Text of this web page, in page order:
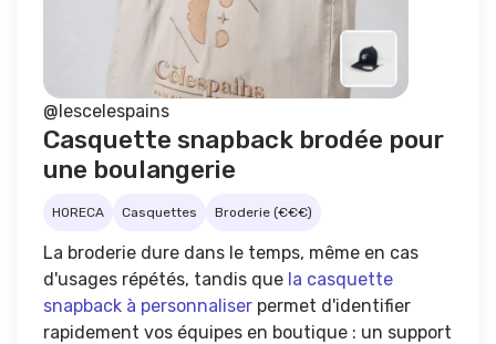
@lescelespains
Casquette snapback brodée pour
une boulangerie
HORECA Casquettes Broderie (€€€)
La broderie dure dans le temps, même en cas
d'usages répétés, tandis que la casquette
snapback à personnaliser permet d'identifier
rapidement vos équipes en boutique : un support